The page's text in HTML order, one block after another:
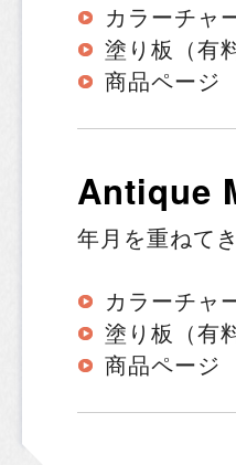
カラーチャ
塗り板（有
商品ページ
Antique
年月を重ねて
カラーチャ
塗り板（有
商品ページ